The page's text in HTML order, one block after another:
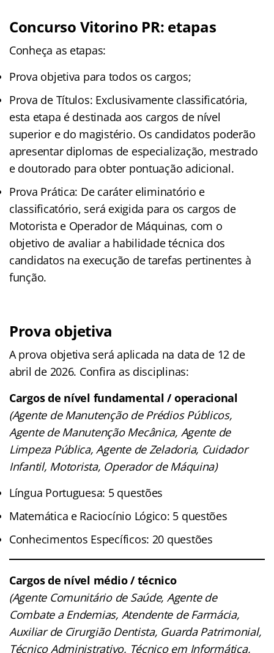
Concurso Vitorino PR: etapas
Conheça as etapas:
Prova objetiva para todos os cargos;
Prova de Títulos: Exclusivamente classificatória,
esta etapa é destinada aos cargos de nível
superior e do magistério. Os candidatos poderão
apresentar diplomas de especialização, mestrado
e doutorado para obter pontuação adicional.
Prova Prática: De caráter eliminatório e
classificatório, será exigida para os cargos de
Motorista e Operador de Máquinas, com o
objetivo de avaliar a habilidade técnica dos
candidatos na execução de tarefas pertinentes à
função.
Prova objetiva
A prova objetiva será aplicada na data de 12 de
abril de 2026. Confira as disciplinas:
Cargos de nível fundamental / operacional
(Agente de Manutenção de Prédios Públicos,
Agente de Manutenção Mecânica, Agente de
Limpeza Pública, Agente de Zeladoria, Cuidador
Infantil, Motorista, Operador de Máquina)
Língua Portuguesa: 5 questões
Matemática e Raciocínio Lógico: 5 questões
Conhecimentos Específicos: 20 questões
Cargos de nível médio / técnico
(Agente Comunitário de Saúde, Agente de
Combate a Endemias, Atendente de Farmácia,
Auxiliar de Cirurgião Dentista, Guarda Patrimonial,
Técnico Administrativo, Técnico em Informática,